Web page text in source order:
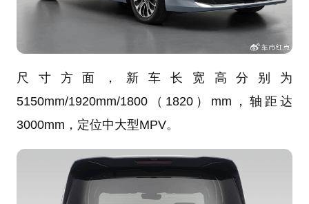
尺寸方面，新车长宽高分别为
5150mm/1920mm/1800（1820）mm，轴距达
3000mm，定位中大型MPV。